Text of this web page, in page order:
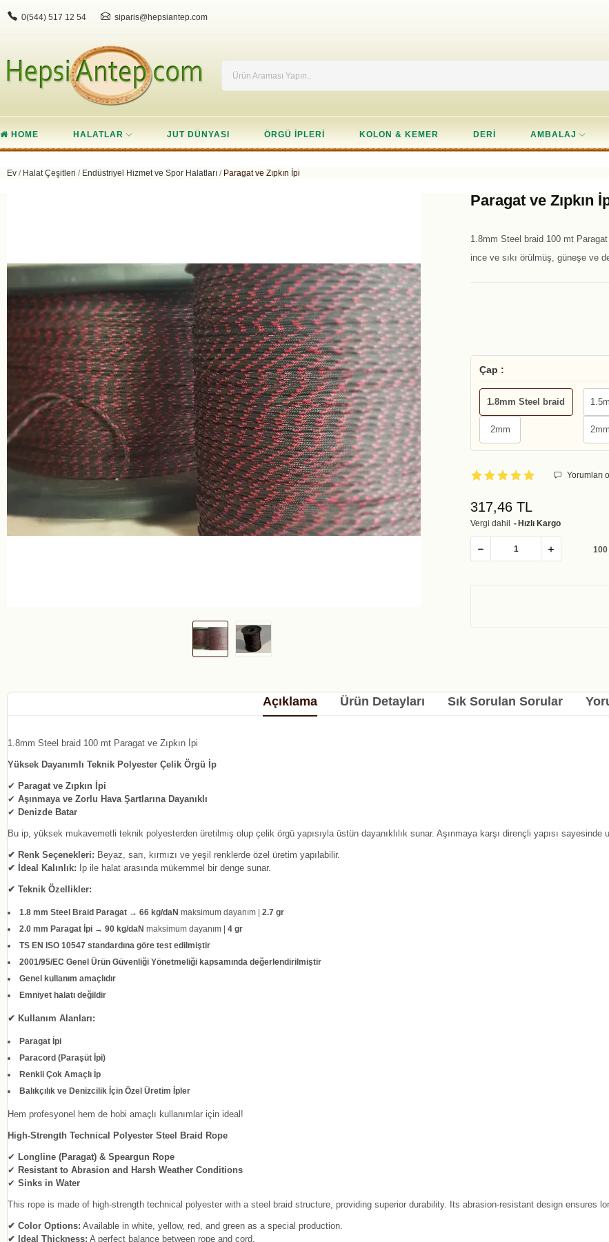
0(544) 517 12 54 siparis@hepsiantep.com
HOME HALATLAR JUT DÜNYASI ÖRGÜ IPLERI KOLON & KEMER DERI AMBALAJ
Ev Halat Çeşitleri Endüstriyel Hizmet ve Spor Halatları Paragat ve Zıpkın İpi
Paragat ve Zıpkın
1.8mm Steel braid 100 mt Paragat
ince ve sıkı örülmüş, güneşe ve
Çap :
1.8mm Steel braid
2mm
Yorumları
317,46 TL
Vergi dahil Hızlı Kargo
Açıklama Ürün Detayları Sık Sorulan Sorular
1.8mm Steel braid 100 mt Paragat ve Zıpkın İpi
Yüksek Dayanımlı Teknik Polyester Çelik Örgü İp
✔ Paragat ve Zıpkın İpi
✔ Aşınmaya ve Zorlu Hava Şartlarına Dayanıklı
✔ Denizde Batar
Bu ip, yüksek mukavemetli teknik polyesterden üretilmiş olup çelik örgü yapısıyla üstün dayanıklılık sunar. Aşınmaya karşı dirençli yapısı sayesinde
✔ Renk Seçenekleri: Beyaz, sarı, kırmızı ve yeşil renklerde özel üretim yapılabilir.
✔ İdeal Kalınlık: İp ile halat arasında mükemmel bir denge sunar.
✔ Teknik Özellikler:
1.8 mm Steel Braid Paragat → 66 kg/daN maksimum dayanım | 2.7 gr
2.0 mm Paragat İpi → 90 kg/daN maksimum dayanım | 4 gr
TS EN ISO 10547 standardına göre test edilmiştir
2001/95/EC Genel Ürün Güvenliği Yönetmeliği kapsamında değerlendirilmiştir
Genel kullanım amaçlıdır
Emniyet halatı değildir
✔ Kullanım Alanları:
Paragat İpi
Paracord (Paraşüt İpi)
Renkli Çok Amaçlı İp
Balıkçılık ve Denizcilik İçin Özel Üretim İpler
Hem profesyonel hem de hobi amaçlı kullanımlar için ideal!
High-Strength Technical Polyester Steel Braid Rope
✔ Longline (Paragat) & Speargun Rope
✔ Resistant to Abrasion and Harsh Weather Conditions
✔ Sinks in Water
This rope is made of high-strength technical polyester with a steel braid structure, providing superior durability. Its abrasion-resistant design ensures
✔ Color Options: Available in white, yellow, red, and green as a special production.
✔ Ideal Thickness: A perfect balance between rope and cord.